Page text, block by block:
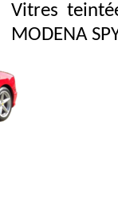
Vitres
MODENA